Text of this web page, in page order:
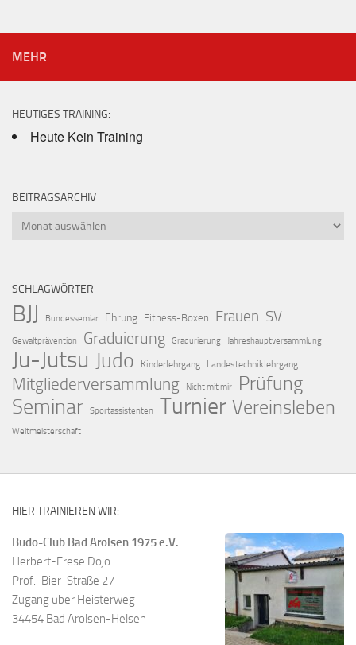
MEHR
HEUTIGES TRAINING:
Heute Kein Training
BEITRAGSARCHIV
Beitragsarchiv
SCHLAGWÖRTER
BJJ Bundessemiar Ehrung Fitness-Boxen Frauen-SV
Gewaltprävention Graduierung Gradurierung Jahreshauptversammlung
Ju-Jutsu Judo Kinderlehrgang Landestechniklehrgang
Mitgliederversammlung Nicht mit mir Prüfung
Seminar Sportassistenten Turnier Vereinsleben
Weltmeisterschaft
HIER TRAINIEREN WIR:
Budo-Club Bad Arolsen 1975 e.V.
Herbert-Frese Dojo
Prof.-Bier-Straße 27
Zugang über Heisterweg
34454 Bad Arolsen-Helsen